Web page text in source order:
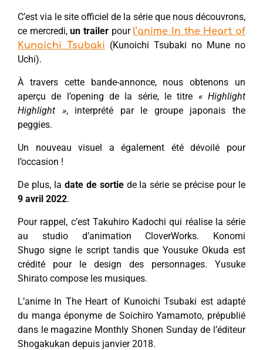
C’est via le site officiel de la série que nous découvrons,
ce mercredi,un trailer pour l’anime In the Heart of
Kunoichi Tsubaki (Kunoichi Tsubaki no Mune no
Uchi).
À travers cette bande-annonce, nous obtenons un
aperçu de l’opening de la série, le titre « Highlight
Highlight », interprété par le groupe japonais the
peggies.
Un nouveau visuel a également été dévoilé pour
l’occasion !
De plus, la date de sortiede la série se précise pour le
9 avril 2022.
Pour rappel, c’est Takuhiro Kadochi qui réalise la série
au studio d’animation CloverWorks. Konomi
Shugo signe le script tandis que Yousuke Okuda est
crédité pour le design des personnages. Yusuke
Shirato compose les musiques.
L’anime In The Heart of Kunoichi Tsubaki est adapté
du manga éponyme de Soichiro Yamamoto, prépublié
dans le magazine Monthly Shonen Sunday de l’éditeur
Shogakukan depuis janvier 2018.